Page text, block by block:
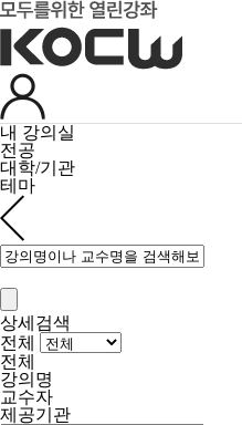
내 강의실
전공
대학/기관
테마
상세검색
전체
전체
강의명
교수자
제공기관